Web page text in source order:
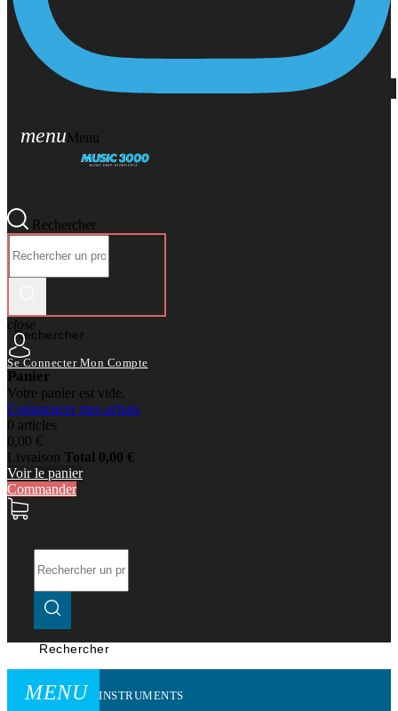
menuMenu
Rechercher
Rechercher
close
Se Connecter Mon Compte
Panier
Votre panier est vide.
Commencer mes achats
0 articles
0,00 €
Livraison Total 0,00 €
Voir le panier
Commander
Rechercher
MENU INSTRUMENTS